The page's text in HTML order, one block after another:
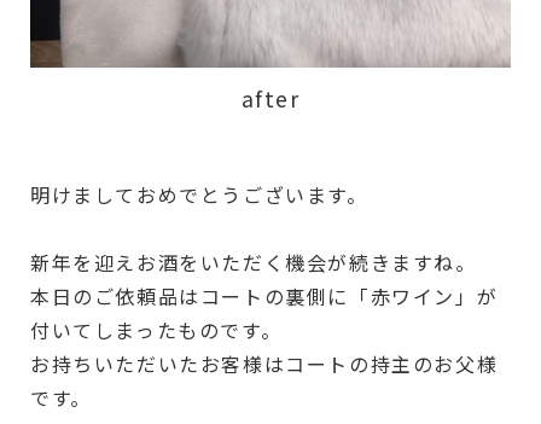
after
明けましておめでとうございます。
新年を迎えお酒をいただく機会が続きますね。
本日のご依頼品はコートの裏側に「赤ワイン」が
付いてしまったものです。
お持ちいただいたお客様はコートの持主のお父様
です。